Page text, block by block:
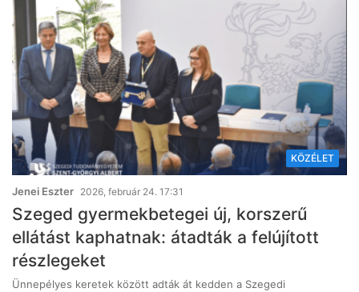
KÖZÉLET
Jenei Eszter 2026, február 24. 17:31
Szeged gyermekbetegei új, korszerű
ellátást kaphatnak: átadták a felújított
részlegeket
Ünnepélyes keretek között adták át kedden a Szegedi